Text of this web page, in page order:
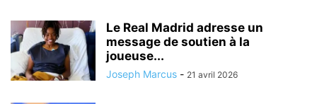
Le Real Madrid adresse un
message de soutien à la
joueuse...
Joseph Marcus - 21 avril 2026